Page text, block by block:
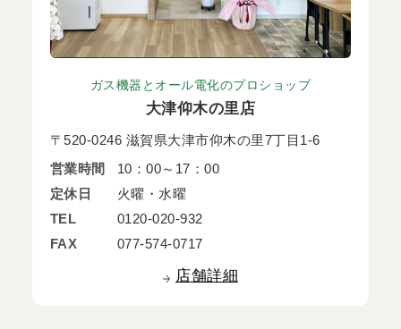
ガス機器とオール電化のプロショップ
大津仰木の里店
〒520-0246 滋賀県大津市仰木の里7丁目1-6
営業時間
10：00～17：00
定休日
火曜・水曜
TEL
0120-020-932
FAX
077-574-0717
店舗詳細